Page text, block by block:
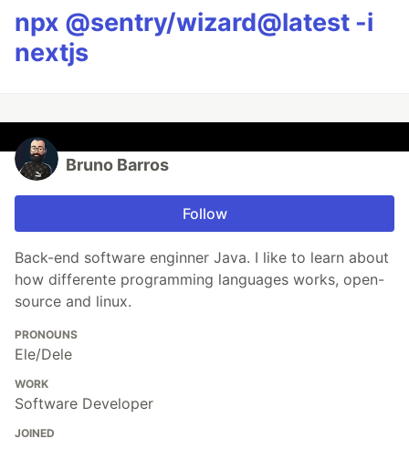
npx @sentry/wizard@latest -i
nextjs
Bruno Barros
Follow
Back-end software enginner Java. I like to learn about
how differente programming languages works, open-
source and linux.
PRONOUNS
Ele/Dele
WORK
Software Developer
JOINED